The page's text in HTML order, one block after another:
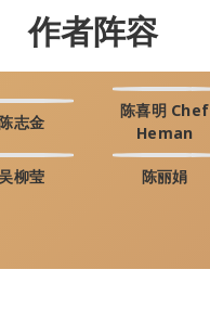
作者阵容
志金
陈喜明 Chef
Heman
柳莹 陈丽娟